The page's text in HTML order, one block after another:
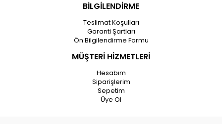
BİLGİLENDİRME
Teslimat Koşulları
Garanti Şartları
Ön Bilgilendirme Formu
MÜŞTERİ HİZMETLERİ
Hesabım
Siparişlerim
Sepetim
Üye Ol